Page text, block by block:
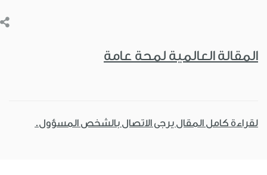
المقالة العالمية لمحة عامة
لقراءة كامل المقال يرجى الاتصال بالشخص المسؤول.